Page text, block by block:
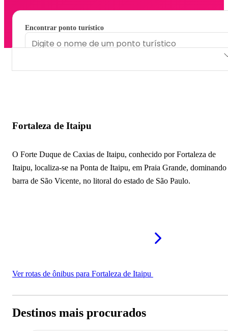
Encontrar ponto turístico
Fortaleza de Itaipu
O Forte Duque de Caxias de Itaipu, conhecido por Fortaleza de
Itaipu, localiza-se na Ponta de Itaipu, em Praia Grande, dominando
barra de São Vicente, no litoral do estado de São Paulo.
Ver rotas de ônibus para Fortaleza de Itaipu
Destinos mais procurados